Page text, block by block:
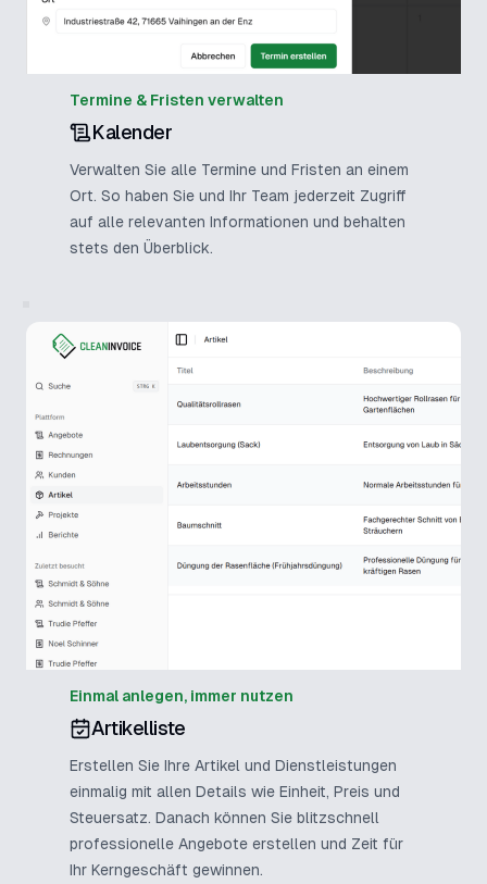
Termine & Fristen verwalten
Kalender
Verwalten Sie alle Termine und Fristen an einem
Ort. So haben Sie und Ihr Team jederzeit Zugriff
auf alle relevanten Informationen und behalten
stets den Überblick.
Einmal anlegen, immer nutzen
Artikelliste
Erstellen Sie Ihre Artikel und Dienstleistungen
einmalig mit allen Details wie Einheit, Preis und
Steuersatz. Danach können Sie blitzschnell
professionelle Angebote erstellen und Zeit für
Ihr Kerngeschäft gewinnen.